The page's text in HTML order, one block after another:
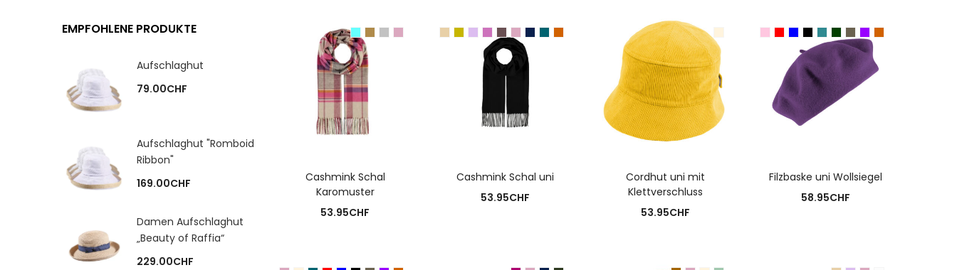
Cashmink Schal
Karomuster
53.95CHF
Cashmink Schal uni
53.95CHF
Cordhut uni mit
Klettverschluss
53.95CHF
Filzbaske uni Wollsiegel
58.95CHF
EMPFOHLENE PRODUKTE
Aufschlaghut
79.00CHF
Aufschlaghut "Romboid
Ribbon"
169.00CHF
Damen Aufschlaghut
„Beauty of Raffia“
229.00CHF